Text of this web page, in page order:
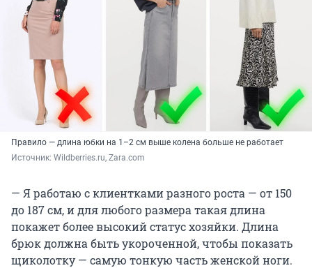
Правило — длина юбки на 1–2 см выше колена больше не работает
Источник: Wildberries.ru, Zara.com
— Я работаю с клиентками разного роста — от 150
до 187 см, и для любого размера такая длина
покажет более высокий статус хозяйки. Длина
брюк должна быть укороченной, чтобы показать
щиколотку — самую тонкую часть женской ноги.